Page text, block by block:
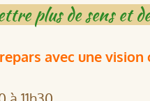
plus de sens et
avec une